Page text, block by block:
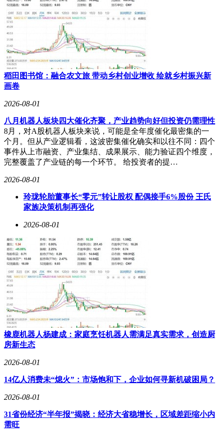
配套环节同步分享行业盛宴。MPO插芯、高密度连接器等适
配800G/1.6T高速模块的器件需求激增，源杰科技、仕佳光子
等相关企业有望受益。这场由AI算力引发的光纤革命，正在
重塑全球通信产业链格局，从预制棒生产到特种光纤制造，从
数据中心互联到海外出口，每个环节都在经历着前所未有的变
革与机遇。
稻田图书馆：融合农文旅 带动乡村创业增收 绘就乡村振兴新
画卷
2026-08-01
八月机器人板块四大催化齐聚，产业趋势向好但投资仍需理性
8月，对A股机器人板块来说，可能是全年度催化最密集的一
个月。但从产业逻辑看，这波密集催化确实和以往不同：四个
事件从上市融资、产业集结、成果展示、能力验证四个维度，
完整覆盖了产业链的每一个环节。 给投资者的提…
2026-08-01
玲珑轮胎董事长“零元”转让股权 配偶接手6%股份 王氏
家族决策机制再强化
2026-08-01
橡鹿机器人杨建成：家庭烹饪机器人需满足真实需求，创造厨
房新生态
2026-08-01
14亿人消费未“熄火”：市场饱和下，企业如何寻新机破困局？
2026-08-01
31省份经济“半年报”揭晓：经济大省稳增长，区域差距缩小内
需旺